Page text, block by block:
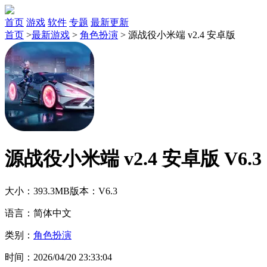
首页 游戏 软件 专题 最新更新
首页 >最新游戏 > 角色扮演 > 源战役小米端 v2.4 安卓版
源战役小米端 v2.4 安卓版 V6.3
大小：393.3MB版本：V6.3
语言：简体中文
类别： 角色扮演
时间：2026/04/20 23:33:04